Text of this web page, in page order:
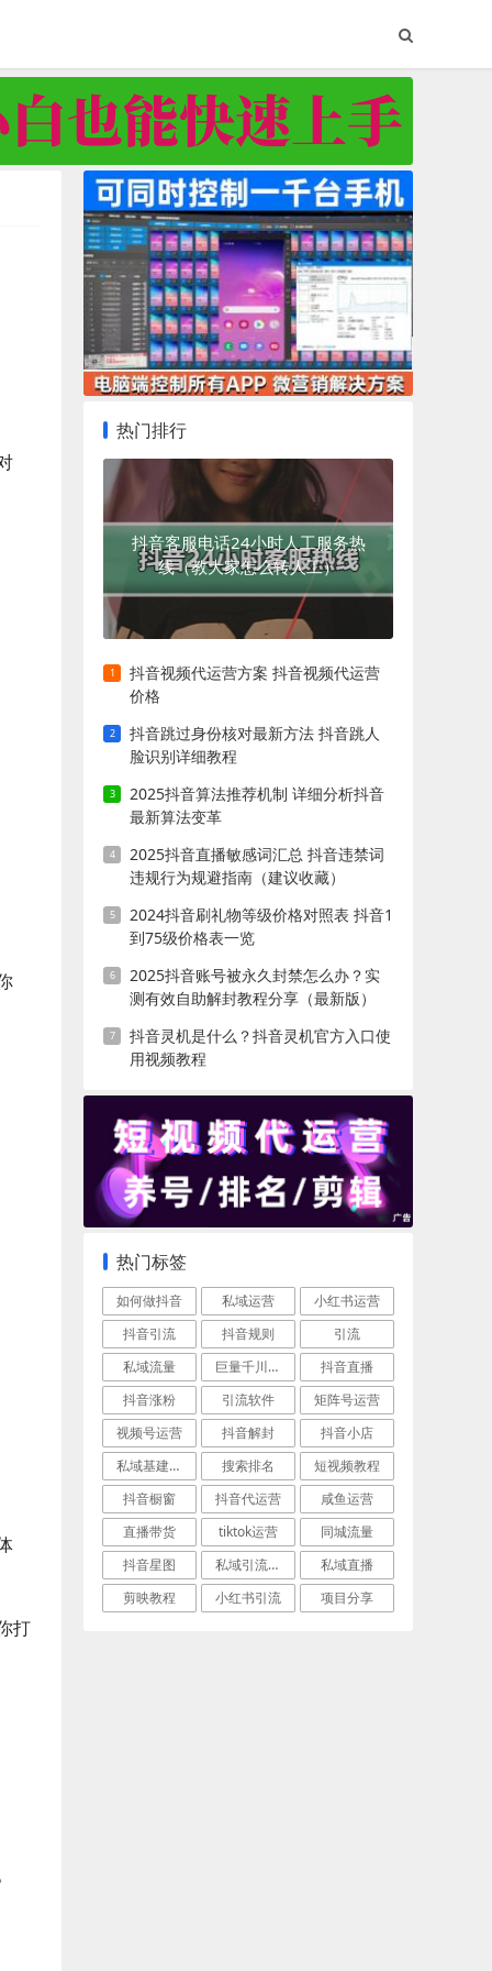
打
热门排行
抖音客服电话24小时人工服务热
线（教大家怎么转人工）
抖音视频代运营方案 抖音视频代运营
价格
抖音跳过身份核对最新方法 抖音跳人
脸识别详细教程
2025抖音算法推荐机制 详细分析抖音
最新算法变革
2025抖音直播敏感词汇总 抖音违禁词
违规行为规避指南（建议收藏）
2024抖音刷礼物等级价格对照表 抖音1
到75级价格表一览
2025抖音账号被永久封禁怎么办？实
测有效自助解封教程分享（最新版）
抖音灵机是什么？抖音灵机官方入口使
用视频教程
热门标签
如何做抖音 私域运营
小红书运营
抖音引流
抖音规则
引流
私域流量
巨量千川推广运营
抖音直播
抖音涨粉
引流软件
矩阵号运营
视频号运营
抖音解封
抖音小店
私域基建技巧
搜索排名
短视频教程
抖音橱窗
抖音代运营
咸鱼运营
直播带货
tiktok运营
同城流量
抖音星图
私域引流话术
私域直播
剪映教程
小红书引流 项目分享